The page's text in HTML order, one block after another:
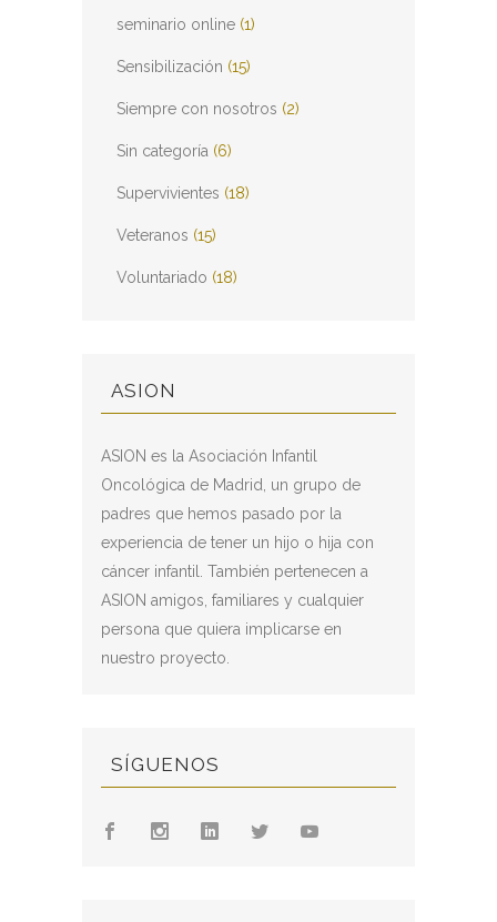
seminario online (1)
Sensibilización (15)
Siempre con nosotros (2)
Sin categoría (6)
Supervivientes (18)
Veteranos (15)
Voluntariado (18)
ASION
ASION es la Asociación Infantil
Oncológica de Madrid, un grupo de
padres que hemos pasado por la
experiencia de tener un hijo o hija con
cáncer infantil. También pertenecen a
ASION amigos, familiares y cualquier
persona que quiera implicarse en
nuestro proyecto.
SÍGUENOS